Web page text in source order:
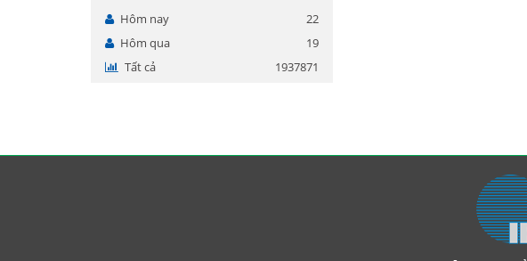
Hôm nay
22
Hôm qua
19
Tất cả
1937871